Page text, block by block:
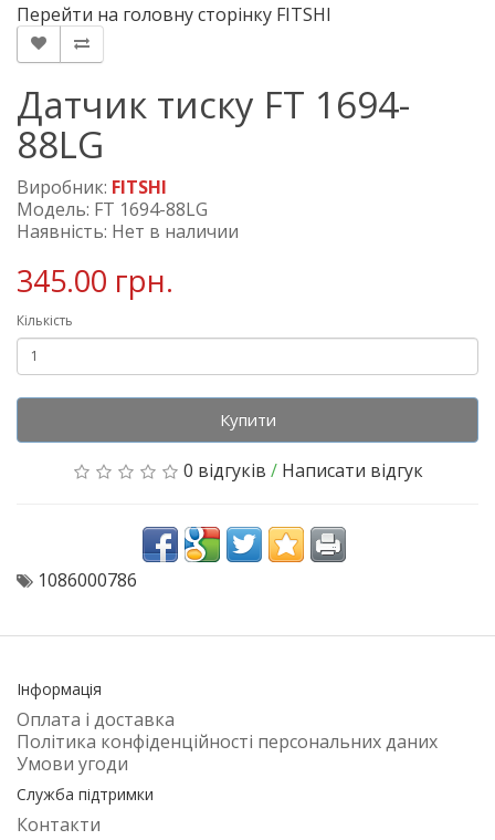
Перейти на головну сторінку FITSHI
Датчик тиску FT 1694-
88LG
Виробник: FITSHI
Модель: FT 1694-88LG
Наявність: Нет в наличии
345.00 грн.
Кількість
Купити
0 відгуків / Написати відгук
1086000786
Інформація
Оплата і доставка
Політика конфіденційності персональних даних
Умови угоди
Служба підтримки
Контакти